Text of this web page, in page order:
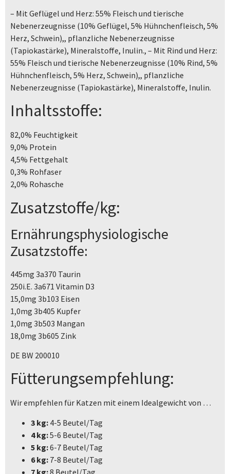
– Mit Geflügel und Herz: 55% Fleisch und tierische
Nebenerzeugnisse (10% Geflügel, 5% Hühnchenfleisch, 5%
Herz, Schwein),, pflanzliche Nebenerzeugnisse
(Tapiokastärke), Mineralstoffe, Inulin., – Mit Rind und Herz:
55% Fleisch und tierische Nebenerzeugnisse (10% Rind, 5%
Hühnchenfleisch, 5% Herz, Schwein),, pflanzliche
Nebenerzeugnisse (Tapiokastärke), Mineralstoffe, Inulin.
Inhaltsstoffe:
82,0% Feuchtigkeit
9,0% Protein
4,5% Fettgehalt
0,3% Rohfaser
2,0% Rohasche
Zusatzstoffe/kg:
Ernährungsphysiologische
Zusatzstoffe:
445mg 3a370 Taurin
250i.E. 3a671 Vitamin D3
15,0mg 3b103 Eisen
1,0mg 3b405 Kupfer
1,0mg 3b503 Mangan
18,0mg 3b605 Zink
DE BW 200010
Fütterungsempfehlung:
Wir empfehlen für Katzen mit einem Idealgewicht von …
3 kg: 4-5 Beutel/Tag
4 kg:5-6 Beutel/Tag
5 kg:6-7 Beutel/Tag
6 kg: 7-8 Beutel/Tag
7 kg:8 Beutel/Tag